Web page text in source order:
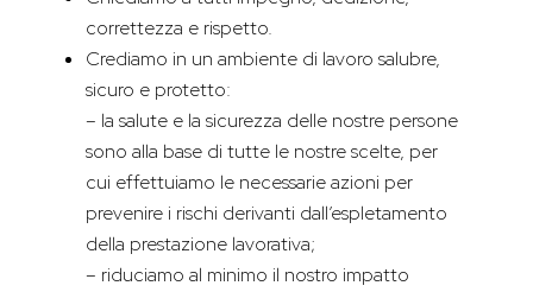
correttezza e rispetto.
Crediamo in un ambiente di lavoro salubre,
sicuro e protetto:
– la salute e la sicurezza delle nostre persone
sono alla base di tutte le nostre scelte, per
cui effettuiamo le necessarie azioni per
prevenire i rischi derivanti dall’espletamento
della prestazione lavorativa;
– riduciamo al minimo il nostro impatto